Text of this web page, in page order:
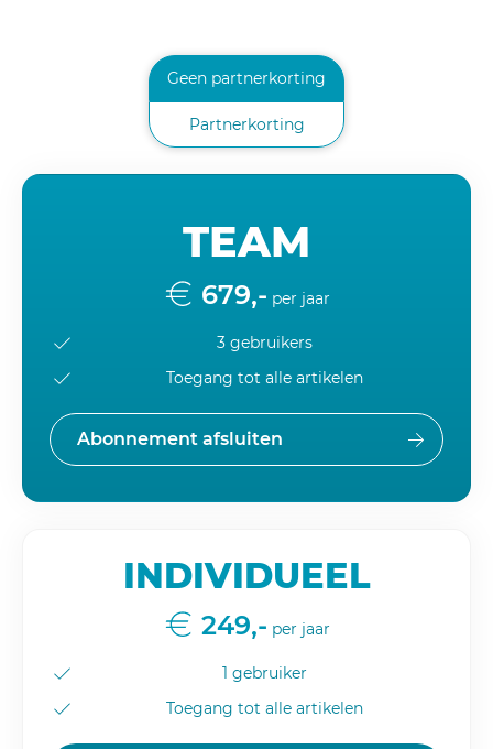
Geen partnerkorting
Partnerkorting
INDIVIDUEEL
249,- per jaar
1 gebruiker
Toegang tot alle artikelen
TEAM
679,- per jaar
3 gebruikers
Toegang tot alle artikelen
Abonnement afsluiten